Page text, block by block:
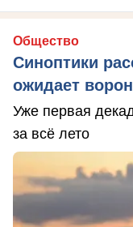
Общество
Синоптики
ожидает
Уже первая
за всё лето